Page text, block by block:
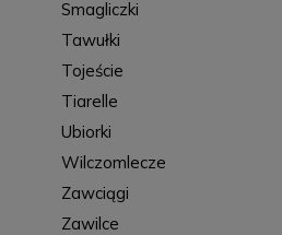
Smagliczki
Tawułki
Tojeście
Tiarelle
Ubiorki
Wilczomlecze
Zawciągi
Zawilce